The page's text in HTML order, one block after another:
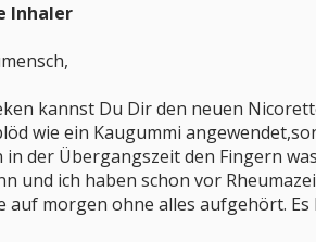
Inhaler
kannst Du Dir den neuen
wie ein Kaugummi
in der Übergangszeit den Fingern
und ich haben schon vor
auf morgen ohne alles aufgehört.